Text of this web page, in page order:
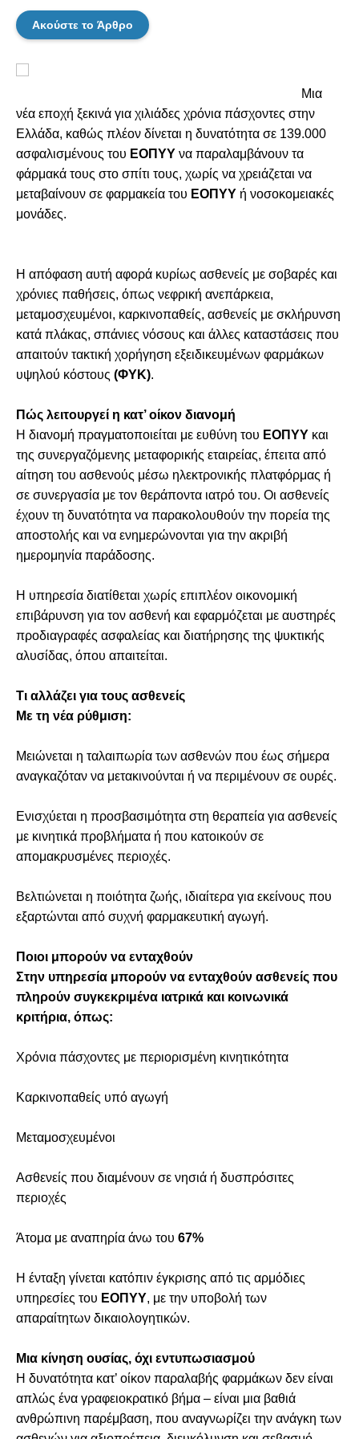
Ακούστε το Άρθρο
Μια
νέα εποχή ξεκινά για χιλιάδες χρόνια πάσχοντες στην
Ελλάδα, καθώς πλέον δίνεται η δυνατότητα σε 139.000
ασφαλισμένους του ΕΟΠΥΥ να παραλαμβάνουν τα
φάρμακά τους στο σπίτι τους, χωρίς να χρειάζεται να
μεταβαίνουν σε φαρμακεία του ΕΟΠΥΥ ή νοσοκομειακές
μονάδες.
Η απόφαση αυτή αφορά κυρίως ασθενείς με σοβαρές και
χρόνιες παθήσεις, όπως νεφρική ανεπάρκεια,
μεταμοσχευμένοι, καρκινοπαθείς, ασθενείς με σκλήρυνση
κατά πλάκας, σπάνιες νόσους και άλλες καταστάσεις που
απαιτούν τακτική χορήγηση εξειδικευμένων φαρμάκων
υψηλού κόστους (ΦΥΚ).
Πώς λειτουργεί η κατ’ οίκον διανομή
Η διανομή πραγματοποιείται με ευθύνη του ΕΟΠΥΥ και
της συνεργαζόμενης μεταφορικής εταιρείας, έπειτα από
αίτηση του ασθενούς μέσω ηλεκτρονικής πλατφόρμας ή
σε συνεργασία με τον θεράποντα ιατρό του. Οι ασθενείς
έχουν τη δυνατότητα να παρακολουθούν την πορεία της
αποστολής και να ενημερώνονται για την ακριβή
ημερομηνία παράδοσης.
Η υπηρεσία διατίθεται χωρίς επιπλέον οικονομική
επιβάρυνση για τον ασθενή και εφαρμόζεται με αυστηρές
προδιαγραφές ασφαλείας και διατήρησης της ψυκτικής
αλυσίδας, όπου απαιτείται.
Τι αλλάζει για τους ασθενείς
Με τη νέα ρύθμιση:
Μειώνεται η ταλαιπωρία των ασθενών που έως σήμερα
αναγκαζόταν να μετακινούνται ή να περιμένουν σε ουρές.
Ενισχύεται η προσβασιμότητα στη θεραπεία για ασθενείς
με κινητικά προβλήματα ή που κατοικούν σε
απομακρυσμένες περιοχές.
Βελτιώνεται η ποιότητα ζωής, ιδιαίτερα για εκείνους που
εξαρτώνται από συχνή φαρμακευτική αγωγή.
Ποιοι μπορούν να ενταχθούν
Στην υπηρεσία μπορούν να ενταχθούν ασθενείς που
πληρούν συγκεκριμένα ιατρικά και κοινωνικά
κριτήρια, όπως:
Χρόνια πάσχοντες με περιορισμένη κινητικότητα
Καρκινοπαθείς υπό αγωγή
Μεταμοσχευμένοι
Ασθενείς που διαμένουν σε νησιά ή δυσπρόσιτες
περιοχές
Άτομα με αναπηρία άνω του 67%
Η ένταξη γίνεται κατόπιν έγκρισης από τις αρμόδιες
υπηρεσίες του ΕΟΠΥΥ, με την υποβολή των
απαραίτητων δικαιολογητικών.
Μια κίνηση ουσίας, όχι εντυπωσιασμού
Η δυνατότητα κατ’ οίκον παραλαβής φαρμάκων δεν είναι
απλώς ένα γραφειοκρατικό βήμα – είναι μια βαθιά
ανθρώπινη παρέμβαση, που αναγνωρίζει την ανάγκη των